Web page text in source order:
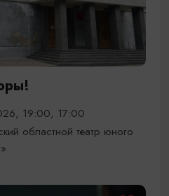
19:00, 17:00
областной театр юного